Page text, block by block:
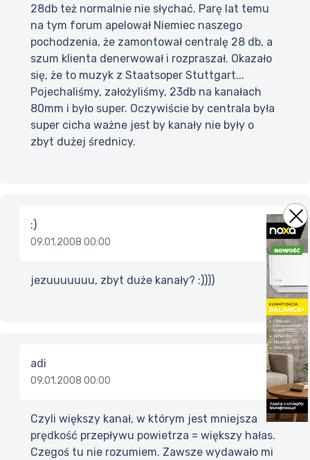
28db też normalnie nie słychać. Parę lat temu
na tym forum apelował Niemiec naszego
pochodzenia, że zamontował centralę 28 db, a
szum klienta denerwował i rozpraszał. Okazało
się, że to muzyk z Staatsoper Stuttgart...
Pojechaliśmy, założyliśmy, 23db na kanałach
80mm i było super. Oczywiście by centrala była
super cicha ważne jest by kanały nie były o
zbyt dużej średnicy.
:)
09.01.2008 00:00
jezuuuuuuu, zbyt duże kanały? :))))
adi
09.01.2008 00:00
Czyli większy kanał, w którym jest mniejsza
prędkość przepływu powietrza = większy hałas.
Czegoś tu nie rozumiem. Zawsze wydawało mi